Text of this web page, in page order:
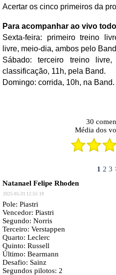
Acertar os cinco primeiros da
Para acompanhar ao vivo
Sexta-feira: primeiro treino
livre, meio-dia, ambos pelo
Sábado: terceiro treino
classificação, 11h, pela Band.
Domingo: corrida, 10h, na Band.
30
Média dos
1 2 3
Natanael Felipe Rhoden
2025-05-31 12:55:19
Pole: Piastri
Vencedor: Piastri
Segundo: Norris
Terceiro: Verstappen
Quarto: Leclerc
Quinto: Russell
Último: Bearmann
Desafio: Sainz
Segundos pilotos: 2